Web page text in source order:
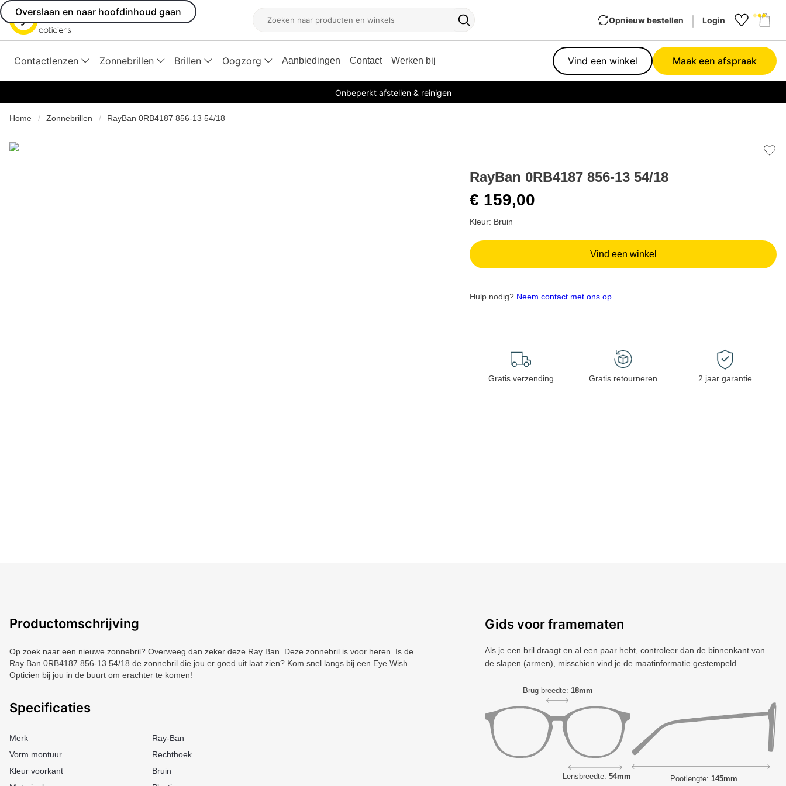
Overslaan en naar hoofdinhoud gaan
Zoeken
Zoekknop
Opnieuw bestellen Login
Contactlenzen Zonnebrillen Brillen Oogzorg Aanbiedingen Contact Werken bij Vind een winkel Maak een afspraak
Onbeperkt afstellen & reinigen
Home Zonnebrillen RayBan 0RB4187 856-13 54/18
RayBan 0RB4187 856-13 54/18
€ 159,00
Kleur: Bruin
Vind een winkel
Hulp nodig? Neem contact met ons op
Gratis verzending Gratis retourneren 2 jaar garantie
Productomschrijving
Op zoek naar een nieuwe zonnebril? Overweeg dan zeker deze Ray Ban. Deze zonnebril is voor heren. Is de
Ray Ban 0RB4187 856-13 54/18 de zonnebril die jou er goed uit laat zien? Kom snel langs bij een Eye Wish
Opticien bij jou in de buurt om erachter te komen!
Specificaties
Merk
Ray-Ban
Vorm montuur
Rechthoek
Kleur voorkant
Bruin
Gids voor framematen
Als je een bril draagt ​​en al een paar hebt, controleer dan de binnenkant van
de slapen (armen), misschien vind je de maatinformatie gestempeld.
Brug breedte: 18mm
Lensbreedte: 54mm Pootlengte: 145mm